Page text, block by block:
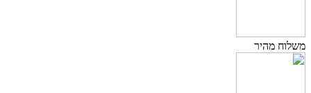
משלוח מהיר